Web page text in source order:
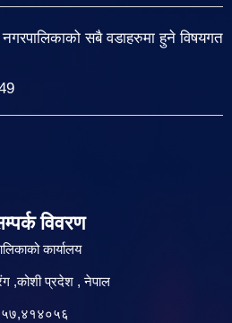
सबै वडाहरुमा हुने विषयगत
विवरण
कार्यालय
,कोशी प्रदेश , नेपाल